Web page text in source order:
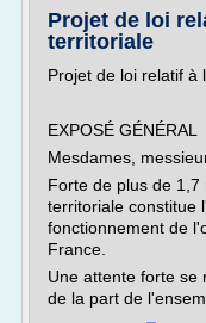
Projet de loi
territoriale
Projet de loi relatif à
EXPOSÉ GÉNÉRAL
Mesdames,
Forte de plus de
territoriale constitue
fonctionnement de
France.
Une attente forte se
de la part de